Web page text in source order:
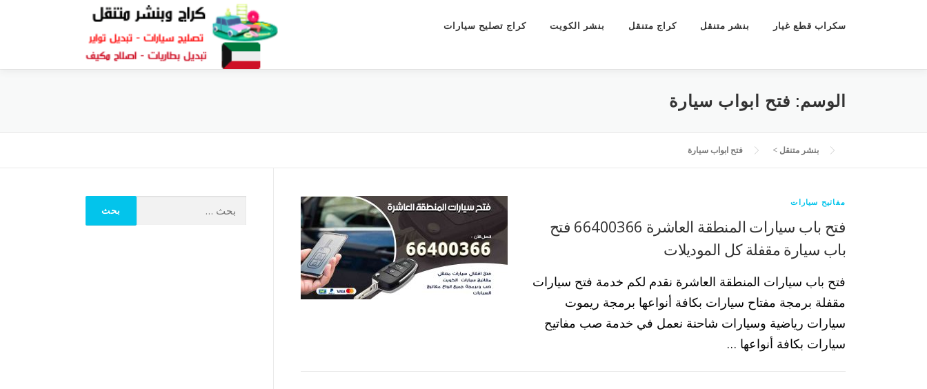
كراج تصليح سيارات بنشر الكويت كراج متنقل بنشر متنقل سكراب قطع غيار
الوسم: فتح ابواب سيارة
بنشر متنقل > فتح ابواب سيارة
مفاتيح سيارات
فتح باب سيارات المنطقة العاشرة 66400366 فتح
باب سيارة مقفلة كل الموديلات
فتح باب سيارات المنطقة العاشرة نقدم لكم خدمة فتح سيارات
مقفلة برمجة مفتاح سيارات بكافة أنواعها برمجة ريموت
سيارات رياضية وسيارات شاحنة نعمل في خدمة صب مفاتيح
سيارات بكافة أنواعها …